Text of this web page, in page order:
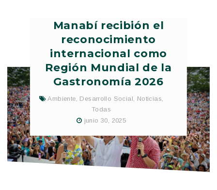
Manabí recibión el
reconocimiento
internacional como
Región Mundial de la
Gastronomía 2026
Ambiente, Desarrollo Social, Noticias,
Todas
junio 30, 2025